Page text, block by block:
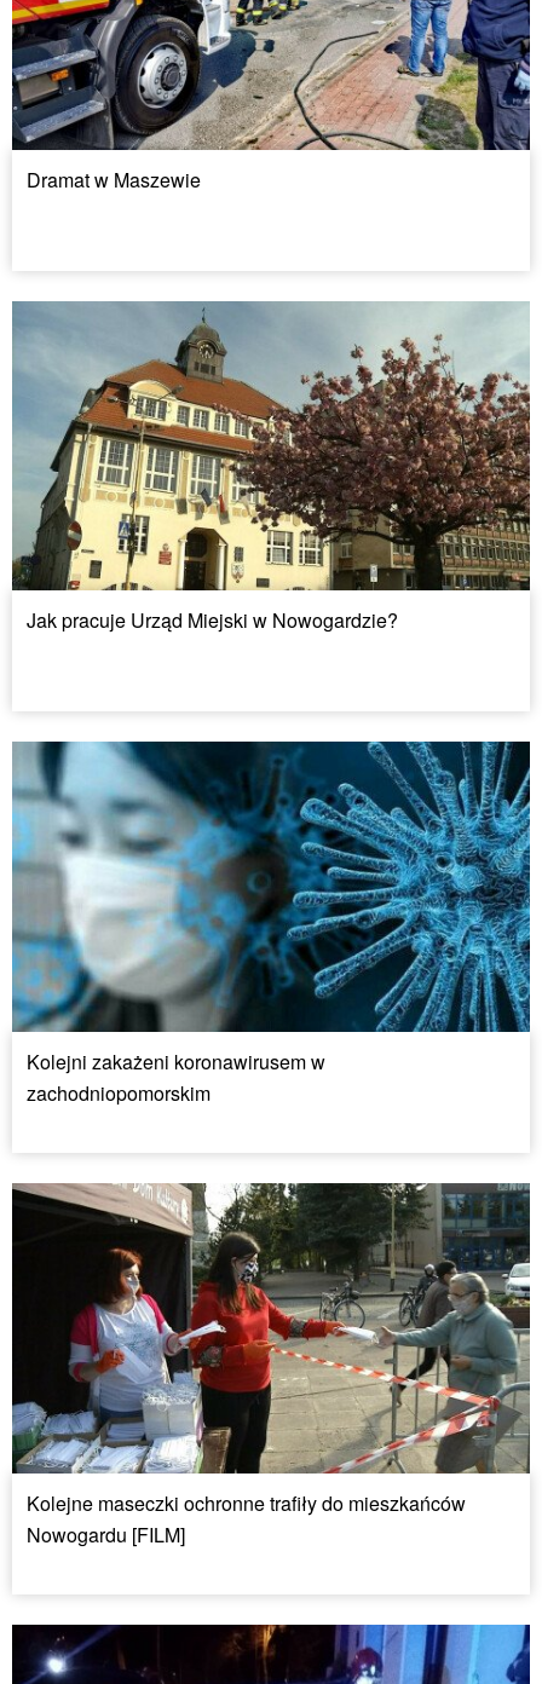
Dramat w Maszewie
Jak pracuje Urząd Miejski w Nowogardzie?
Kolejni zakażeni koronawirusem w
zachodniopomorskim
Kolejne maseczki ochronne trafiły do mieszkańców
Nowogardu [FILM]